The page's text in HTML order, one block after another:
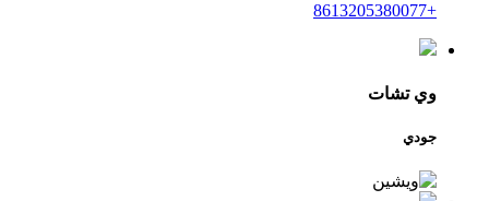
+8613205380077
وي تشات
جودي